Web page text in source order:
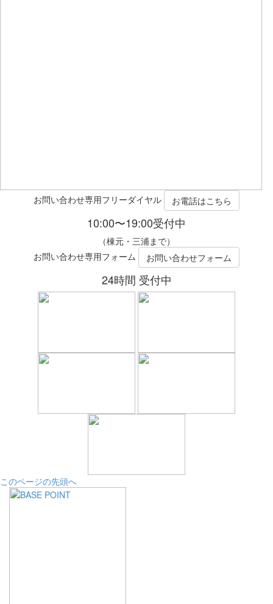
お問い合わせ専用フリーダイヤル お電話はこちら
10:00〜19:00受付中
（棟元・三浦まで）
お問い合わせ専用フォーム
お問い合わせフォーム
24時間 受付中
このページの先頭へ